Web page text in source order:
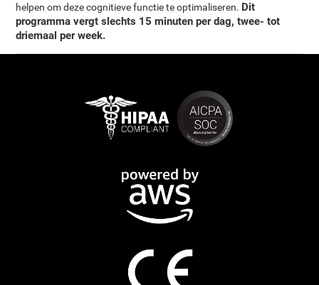
helpen om deze cognitieve functie te optimaliseren. Dit
programma vergt slechts 15 minuten per dag, twee- tot
driemaal per week.